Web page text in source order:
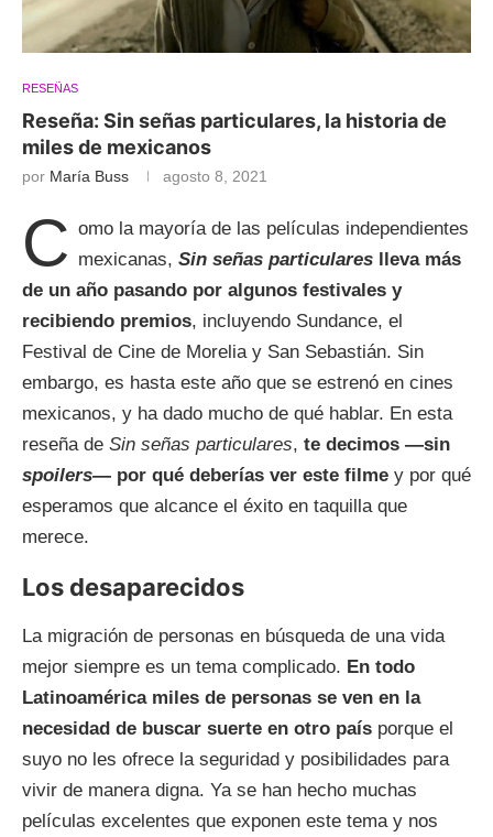
RESEÑAS
Reseña: Sin señas particulares, la historia de
miles de mexicanos
por María Buss agosto 8, 2021
C omo la mayoría de las películas independientes
mexicanas, Sin señas particulares lleva más
de un año pasando por algunos festivales y
recibiendo premios, incluyendo Sundance, el
Festival de Cine de Morelia y San Sebastián. Sin
embargo, es hasta este año que se estrenó en cines
mexicanos, y ha dado mucho de qué hablar. En esta
reseña de Sin señas particulares, te decimos —sin
spoilers— por qué deberías ver este filme y por qué
esperamos que alcance el éxito en taquilla que
merece.
Los desaparecidos
La migración de personas en búsqueda de una vida
mejor siempre es un tema complicado. En todo
Latinoamérica miles de personas se ven en la
necesidad de buscar suerte en otro país porque el
suyo no les ofrece la seguridad y posibilidades para
vivir de manera digna. Ya se han hecho muchas
películas excelentes que exponen este tema y nos